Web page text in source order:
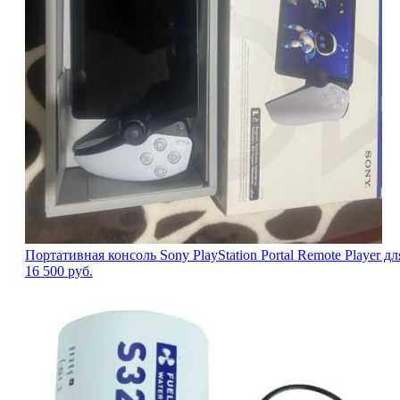
Портативная консоль Sony PlayStation Portal Remote Player
16 500 руб.